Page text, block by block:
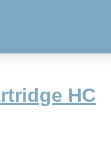
HC